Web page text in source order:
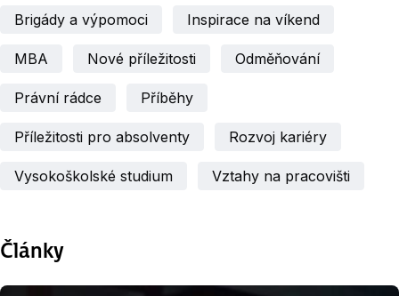
Brigády a výpomoci Inspirace na víkend
MBA Nové příležitosti Odměňování
Právní rádce Příběhy
Příležitosti pro absolventy Rozvoj kariéry
Vysokoškolské studium Vztahy na pracovišti
Články